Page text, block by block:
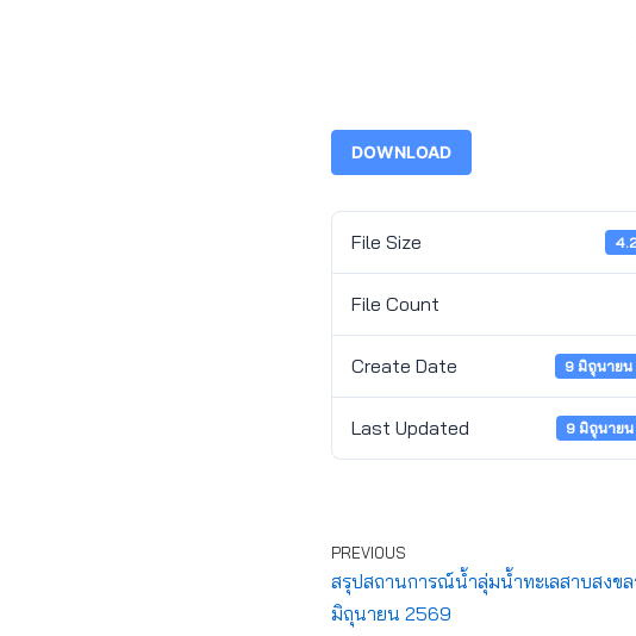
DOWNLOAD
File Size
File Count
Create Date 9 มิถุนายน
Last Updated 9 มิถุนายน
PREVIOUS
สรุปสถานการณ์น้ำลุ่มน้ำทะเลสาบสงข
มิถุนายน 2569